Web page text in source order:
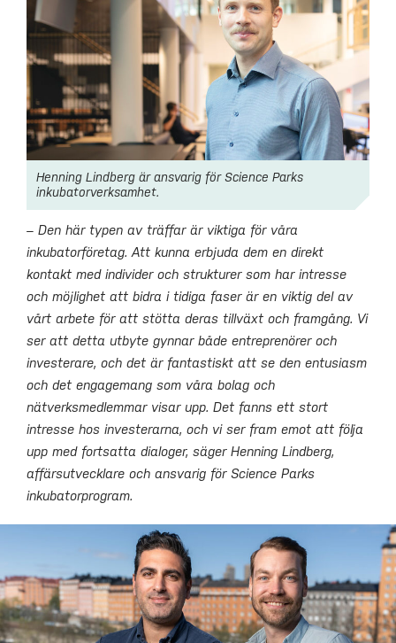
Henning Lindberg är ansvarig för Science Parks
inkubatorverksamhet.
– Den här typen av träffar är viktiga för våra
inkubatorföretag. Att kunna erbjuda dem en direkt
kontakt med individer och strukturer som har intresse
och möjlighet att bidra i tidiga faser är en viktig del av
vårt arbete för att stötta deras tillväxt och framgång. Vi
ser att detta utbyte gynnar både entreprenörer och
investerare, och det är fantastiskt att se den entusiasm
och det engagemang som våra bolag och
nätverksmedlemmar visar upp. Det fanns ett stort
intresse hos investerarna, och vi ser fram emot att följa
upp med fortsatta dialoger, säger Henning Lindberg,
affärsutvecklare och ansvarig för Science Parks
inkubatorprogram.